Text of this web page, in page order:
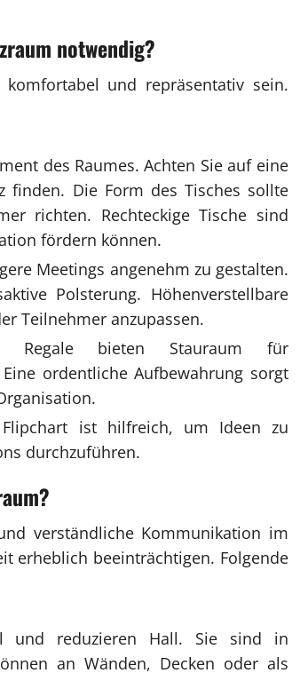
notwendig?
und repräsentativ sein.
des Raumes. Achten Sie auf eine
finden. Die Form des Tisches sollte
richten. Rechteckige Tische sind
fördern können.
Meetings angenehm zu gestalten.
Polsterung. Höhenverstellbare
Teilnehmer anzupassen.
Regale bieten Stauraum für
ordentliche Aufbewahrung sorgt
ist hilfreich, um Ideen zu
durchzuführen.
?
verständliche Kommunikation im
erheblich beeinträchtigen. Folgende
und reduzieren Hall. Sie sind in
an Wänden, Decken oder als